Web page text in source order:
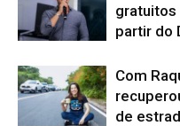
gratuitos
partir do
Com
de